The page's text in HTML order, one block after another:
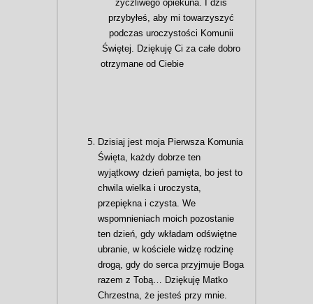
życzliwego opiekuna. I dziś
przybyłeś, aby mi towarzyszyć
podczas uroczystości Komunii
Świętej. Dziękuję Ci za całe dobro
otrzymane od Ciebie
Dzisiaj jest moja Pierwsza Komunia
Święta, każdy dobrze ten
wyjątkowy dzień pamięta, bo jest to
chwila wielka i uroczysta,
przepiękna i czysta. We
wspomnieniach moich pozostanie
ten dzień, gdy wkładam odświętne
ubranie, w kościele widzę rodzinę
drogą, gdy do serca przyjmuje Boga
razem z Tobą… Dziękuję Matko
Chrzestna, że jesteś przy mnie.